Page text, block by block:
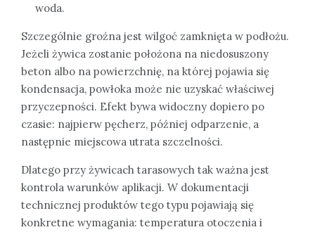
woda.
Szczególnie groźna jest wilgoć zamknięta w podłożu.
Jeżeli żywica zostanie położona na niedosuszony
beton albo na powierzchnię, na której pojawia się
kondensacja, powłoka może nie uzyskać właściwej
przyczepności. Efekt bywa widoczny dopiero po
czasie: najpierw pęcherz, później odparzenie, a
następnie miejscowa utrata szczelności.
Dlatego przy żywicach tarasowych tak ważna jest
kontrola warunków aplikacji. W dokumentacji
technicznej produktów tego typu pojawiają się
konkretne wymagania: temperatura otoczenia i